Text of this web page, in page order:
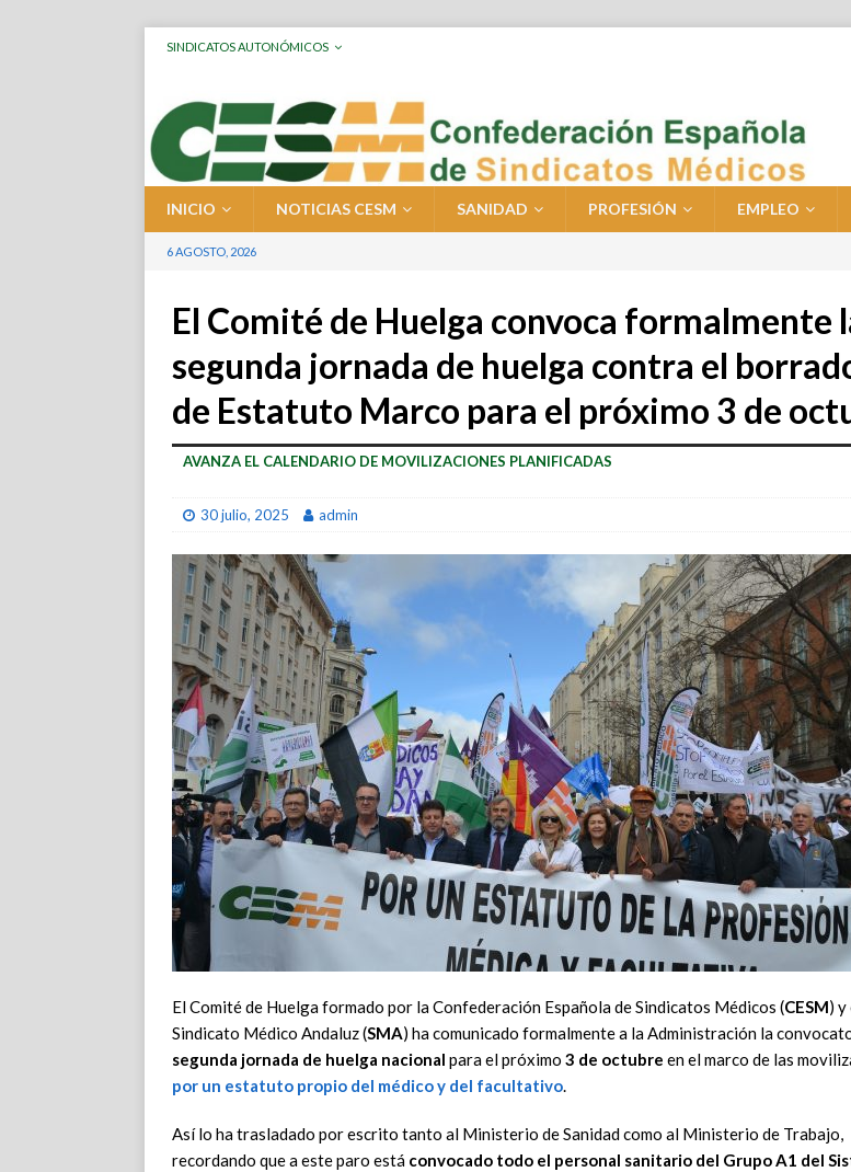
SINDICATOS AUTONÓMICOS
INICIO NOTICIAS CESM SANIDAD PROFESIÓN EMPLEO
6 AGOSTO, 2026
El Comité de Huelga convoca formalmente
segunda jornada de huelga contra el
de Estatuto Marco para el próximo 3 de
AVANZA EL CALENDARIO DE MOVILIZACIONES PLANIFICADAS
30 julio, 2025 admin
El Comité de Huelga formado por la Confederación Española de Sindicatos Médicos (CESM) y
Sindicato Médico Andaluz (SMA) ha comunicado formalmente a la Administración la
segunda jornada de huelga nacional para el próximo 3 de octubre en el marco de las
por un estatuto propio del médico y del facultativo.
Así lo ha trasladado por escrito tanto al Ministerio de Sanidad como al Ministerio de Trabajo,
recordando que a este paro está convocado todo el personal sanitario del Grupo A1 del